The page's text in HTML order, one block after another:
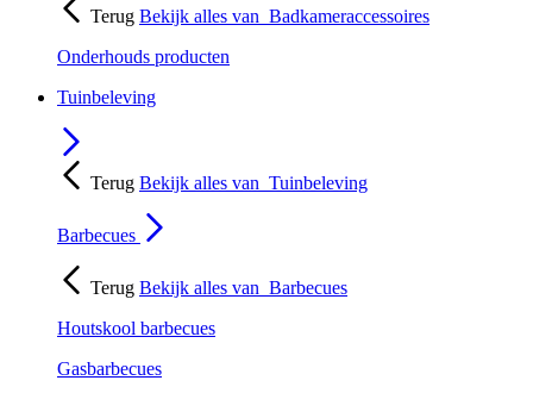
Terug Bekijk alles van Badkameraccessoires
Onderhouds producten
Tuinbeleving
Terug Bekijk alles van Tuinbeleving
Barbecues
Terug Bekijk alles van Barbecues
Houtskool barbecues
Gasbarbecues